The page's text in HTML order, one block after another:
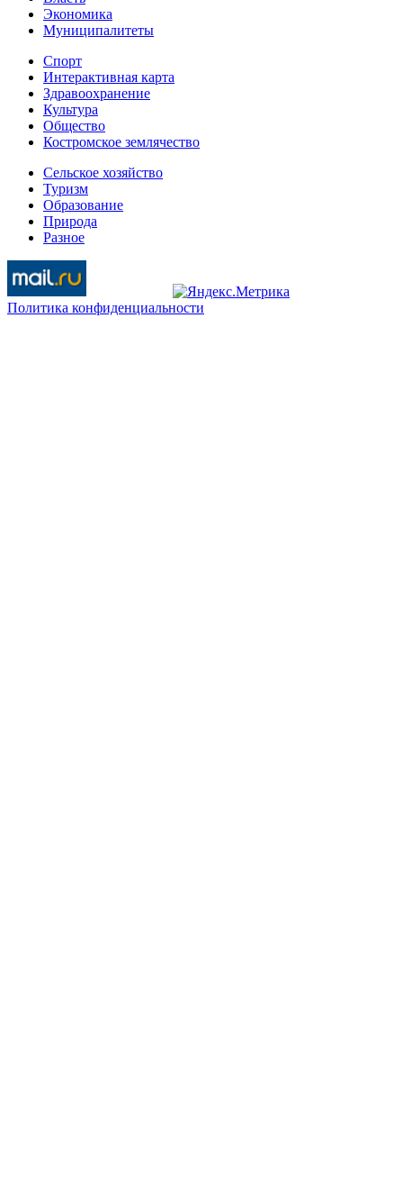
Экономика
Муниципалитеты
Спорт
Интерактивная карта
Здравоохранение
Культура
Общество
Костромское землячество
Сельское хозяйство
Туризм
Образование
Природа
Разное
Политика конфиденциальности